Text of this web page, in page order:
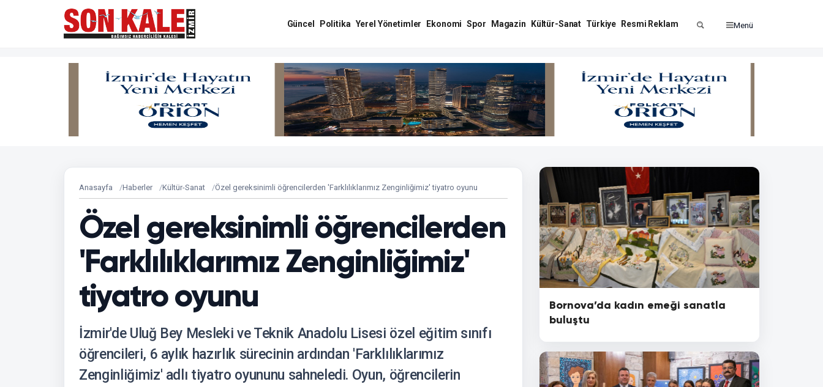
Güncel Politika Yerel Yönetimler Ekonomi Spor Magazin Kültür-Sanat Türkiye Resmi Reklam Menü
Anasayfa Haberler Kültür-Sanat Özel gereksinimli öğrencilerden 'Farklılıklarımız Zenginliğimiz' tiyatro oyunu
Özel gereksinimli öğrencilerden
'Farklılıklarımız Zenginliğimiz'
tiyatro oyunu
İzmir'de Uluğ Bey Mesleki ve Teknik Anadolu Lisesi özel eğitim sınıfı
öğrencileri, 6 aylık hazırlık sürecinin ardından 'Farklılıklarımız
Zenginliğimiz' adlı tiyatro oyununu sahneledi. Oyun, öğrencilerin
Bornova’da kadın emeği sanatla
buluştu